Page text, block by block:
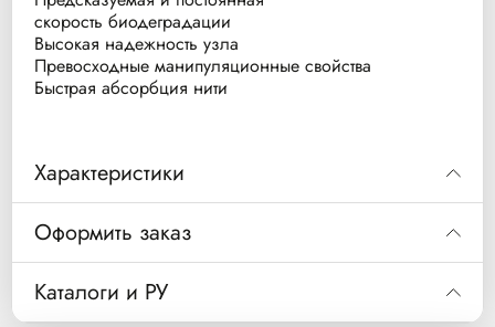
Характеристики
Оформить заказ
Каталоги и РУ
скорость биодеградации
Высокая надежность узла
Превосходные манипуляционные свойства
Быстрая абсорбция нити
Код Описание
MITSU FST, Полиглактин 910 Фаст плетеный
блистеров в упаковке
Код PGF016190